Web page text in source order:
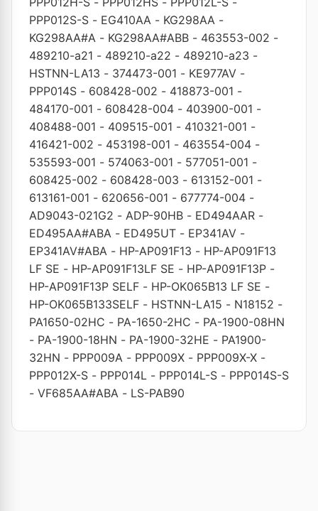
PPP012S-S - EG410AA - KG298AA -
KG298AA#A - KG298AA#ABB - 463553-002 -
489210-a21 - 489210-a22 - 489210-a23 -
HSTNN-LA13 - 374473-001 - KE977AV -
PPP014S - 608428-002 - 418873-001 -
484170-001 - 608428-004 - 403900-001 -
408488-001 - 409515-001 - 410321-001 -
416421-002 - 453198-001 - 463554-004 -
535593-001 - 574063-001 - 577051-001 -
608425-002 - 608428-003 - 613152-001 -
613161-001 - 620656-001 - 677774-004 -
AD9043-021G2 - ADP-90HB - ED494AAR -
ED495AA#ABA - ED495UT - EP341AV -
EP341AV#ABA - HP-AP091F13 - HP-AP091F13
LF SE - HP-AP091F13LF SE - HP-AP091F13P -
HP-AP091F13P SELF - HP-OK065B13 LF SE -
HP-OK065B133SELF - HSTNN-LA15 - N18152 -
PA1650-02HC - PA-1650-2HC - PA-1900-08HN
- PA-1900-18HN - PA-1900-32HE - PA1900-
32HN - PPP009A - PPP009X - PPP009X-X -
PPP012X-S - PPP014L - PPP014L-S - PPP014S-S
- VF685AA#ABA - LS-PAB90